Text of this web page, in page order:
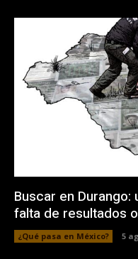
Buscar en
falta de resultados
¿Qué pasa en México? 5